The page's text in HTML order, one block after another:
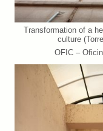
Transformation of a
culture
OFIC –